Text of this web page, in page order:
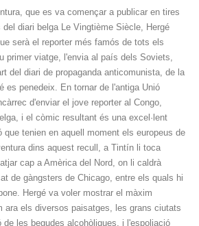
que es va començar a publicar en tires
diari belga Le Vingtième Siècle, Hergé
serà el reporter més famós de tots els
primer viatge, l'envia al país dels Soviets,
del diari de propaganda anticomunista, de la
es penedeix. En tornar de l'antiga Unió
d'enviar el jove reporter al Congo,
i el còmic resultant és una excel·lent
que tenien en aquell moment els europeus de
dins aquest recull, a Tintín li toca
cap a Amèrica del Nord, on li caldrà
de gàngsters de Chicago, entre els quals hi
Hergé va voler mostrar el màxim
ara els diversos paisatges, les grans ciutats
de les begudes alcohòliques, i l'espoliació